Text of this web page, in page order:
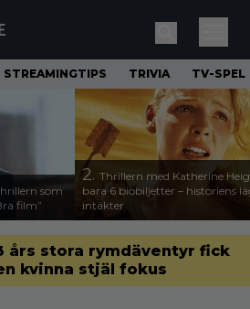
STREAMINGTIPS TRIVIA TV-SPEL
som
film”
2. Thrillern med Katherine
bara 6 biobiljetter – historiens
intäkter
års stora rymdäventyr fick
kvinna stjäl fokus